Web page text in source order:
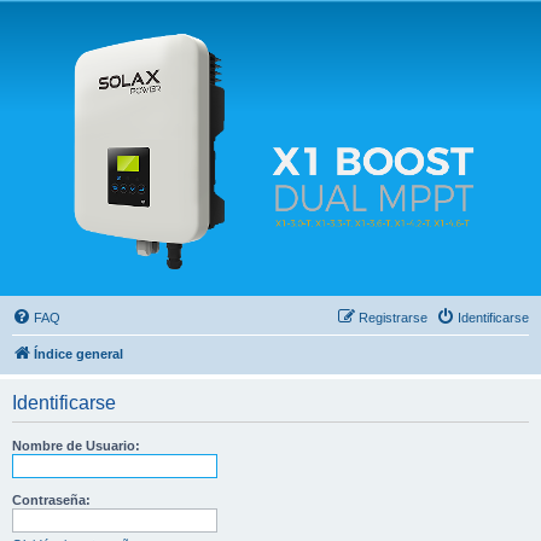
Solax FAQ
Lugar para intercambiar dudas sobre inversores solares Solax y temas relacionados.
FAQ Identificarse
Registrarse
Índice general
Identificarse
Nombre de Usuario:
Contraseña: